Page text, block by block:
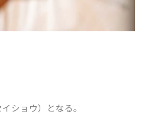
ショウ）となる。